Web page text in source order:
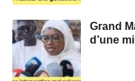
Grand
d’une